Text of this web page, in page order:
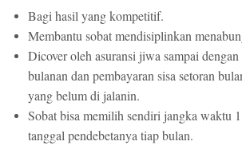
Bagi hasil yang kompetitif.
Membantu sobat mendisiplinkan
Dicover oleh asuransi jiwa sampai
bulanan dan pembayaran sisa setoran
yang belum di jalanin.
Sobat bisa memilih sendiri jangka waktu
tanggal pendebetanya tiap bulan.